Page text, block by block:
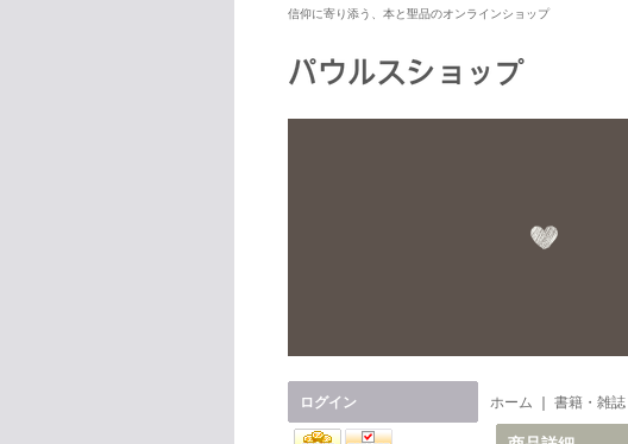
信仰に寄り添う、本と聖品のオンラインショップ
ログイン ホーム 書籍・雑誌